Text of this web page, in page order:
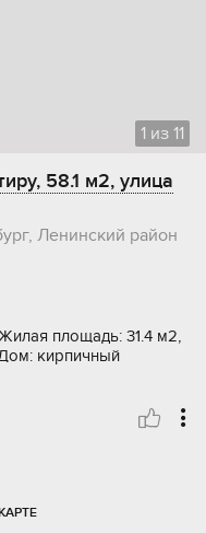
1 из 11
58.1 м2, улица
Ленинский район
площадь: 31.4 м2,
кирпичный